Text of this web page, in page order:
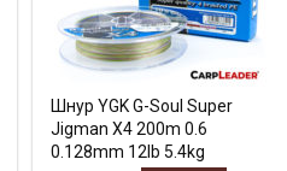
Шнур YGK G-Soul Super
Jigman X4 200m 0.6
0.128mm 12lb 5.4kg